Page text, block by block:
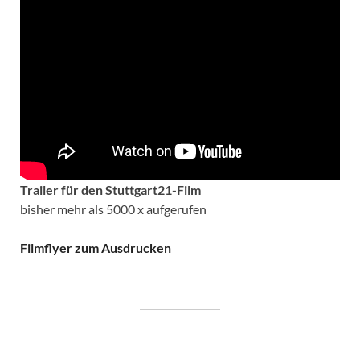
Trailer für den Stuttgart21-Film
bisher mehr als 5000 x aufgerufen
Filmflyer zum Ausdrucken